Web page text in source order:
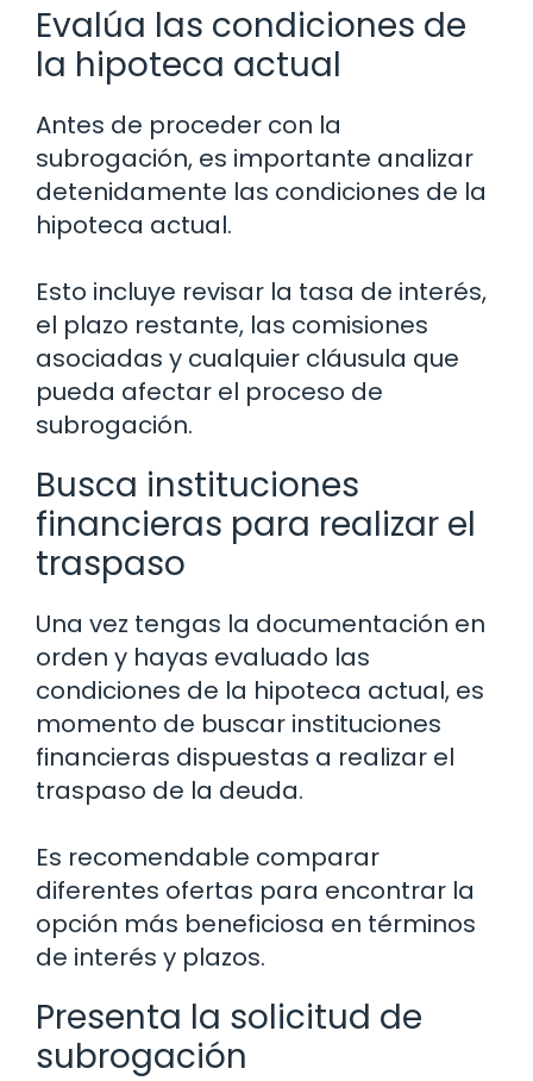
Evalúa las condiciones de
la hipoteca actual
Antes de proceder con la
subrogación, es importante analizar
detenidamente las condiciones de la
hipoteca actual.
Esto incluye revisar la tasa de interés,
el plazo restante, las comisiones
asociadas y cualquier cláusula que
pueda afectar el proceso de
subrogación.
Busca instituciones
financieras para realizar el
traspaso
Una vez tengas la documentación en
orden y hayas evaluado las
condiciones de la hipoteca actual, es
momento de buscar instituciones
financieras dispuestas a realizar el
traspaso de la deuda.
Es recomendable comparar
diferentes ofertas para encontrar la
opción más beneficiosa en términos
de interés y plazos.
Presenta la solicitud de
subrogación